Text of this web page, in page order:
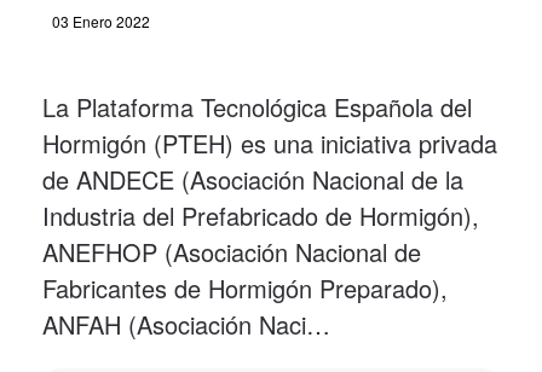
03 Enero 2022
La Plataforma Tecnológica Española del
Hormigón (PTEH) es una iniciativa privada
de ANDECE (Asociación Nacional de la
Industria del Prefabricado de Hormigón),
ANEFHOP (Asociación Nacional de
Fabricantes de Hormigón Preparado),
ANFAH (Asociación Naci…